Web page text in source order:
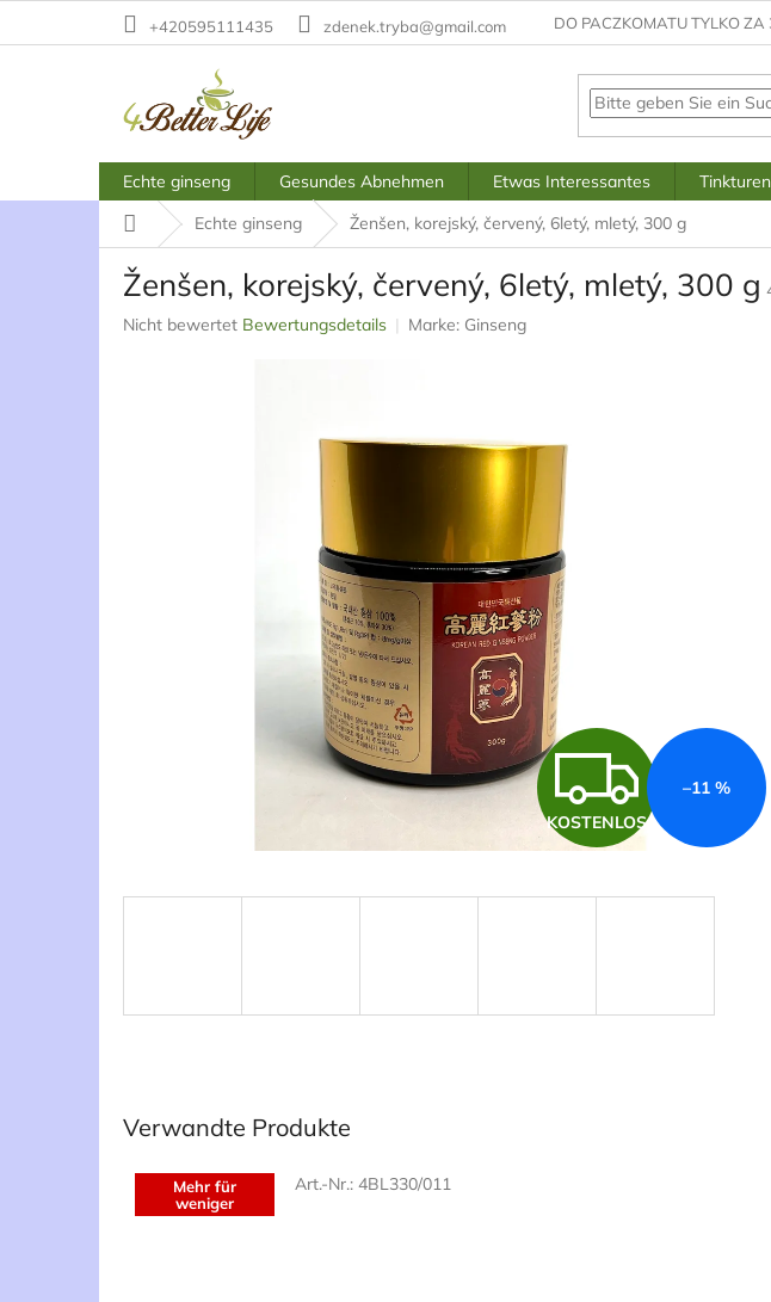
+420595111435 zdenek.tryba@gmail.com DO PACZKOMATU TYLKO ZA
Echte ginseng Gesundes Abnehmen Etwas Interessantes Tinkturen
StartseiteEchte ginseng Ženšen, korejský, červený, 6letý, mletý, 300 g
Ženšen, korejský, červený, 6letý, mletý, 300 g
Die
Nicht bewertet Bewertungsdetails Marke: Ginseng
K
O
T
KOSTENLOS
–11 %
Verwandte Produkte
Mehr für
weniger
Art.-Nr.: 4BL330/011